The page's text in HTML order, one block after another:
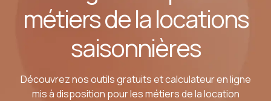
métiers de la locations
saisonnières
Découvrez nos outils gratuits et calculateur en ligne
mis à disposition pour les métiers de la location